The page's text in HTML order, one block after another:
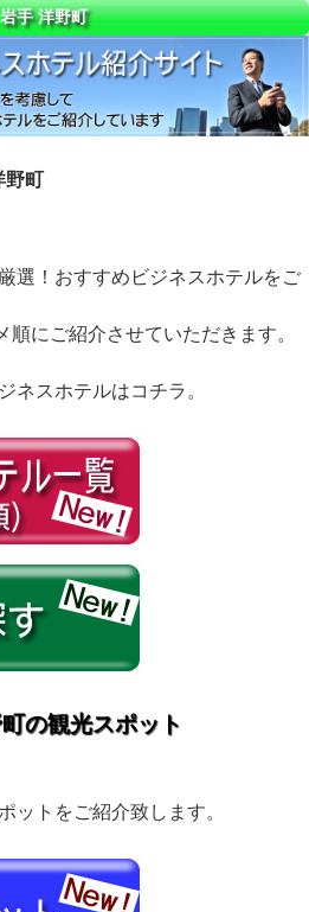
岩手 洋野町
野町
選！おすすめビジネスホテルをご
にご紹介させていただきます。
ネスホテルはコチラ。
の観光スポット
ットをご紹介致します。